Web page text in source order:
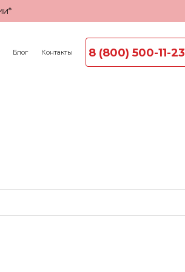
Блог Контакты 8 (800) 500-11-23